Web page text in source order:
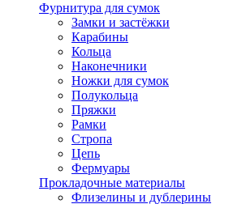
Фурнитура для сумок
Замки и застёжки
Карабины
Кольца
Наконечники
Ножки для сумок
Полукольца
Пряжки
Рамки
Стропа
Цепь
Фермуары
Прокладочные материалы
Флизелины и дублерины